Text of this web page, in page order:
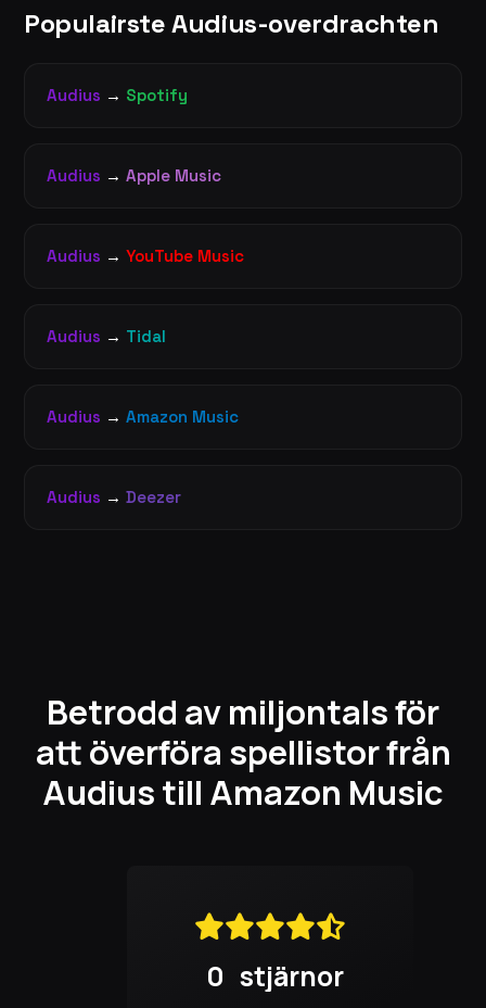
Populairste Audius-overdrachten
Audius → Spotify
Audius → Apple Music
Audius → YouTube Music
Audius → Tidal
Audius → Amazon Music
Audius → Deezer
Betrodd av miljontals för
att överföra spellistor från
Audius till Amazon Music
0 stjärnor